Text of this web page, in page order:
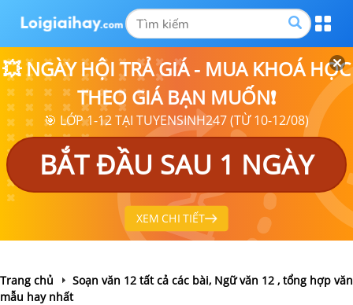
💥 NGÀY HỘI TRẢ GIÁ - MUA KHOÁ HỌC
THEO GIÁ BẠN MUỐN❗
🎯 LỚP 1-12 TẠI TUYENSINH247 (TỪ 10-12/08)
BẮT ĐẦU SAU 1 NGÀY
XEM CHI TIẾT
Trang chủ
Soạn văn 12 tất cả các bài, Ngữ văn 12 , tổng hợp văn
mẫu hay nhất